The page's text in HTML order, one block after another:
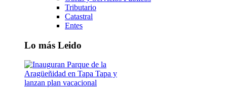
Tributario
Catastral
Entes
Lo más Leido